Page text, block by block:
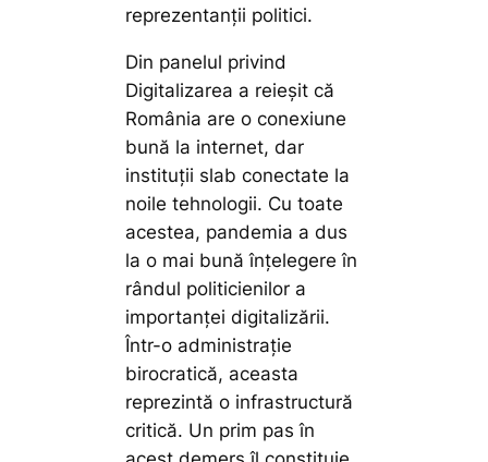
reprezentanții politici.
Din panelul privind
Digitalizarea a reieșit că
România are o conexiune
bună la internet, dar
instituții slab conectate la
noile tehnologii. Cu toate
acestea, pandemia a dus
la o mai bună înțelegere în
rândul politicienilor a
importanței digitalizării.
Într-o administrație
birocratică, aceasta
reprezintă o infrastructură
critică. Un prim pas în